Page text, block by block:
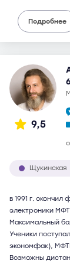
Подробнее
9,5
Щукинская
в 1991 г. окончил
электроники
Максимальный
Ученики
экономфак),
Возможны